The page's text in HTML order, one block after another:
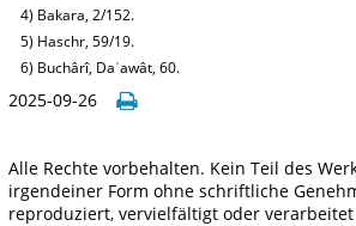
4) Bakara, 2/152.
5) Haschr, 59/19.
6) Buchârî, Daʿawât, 60.
2025-09-26
Alle Rechte vorbehalten. Kein Teil des
irgendeiner Form ohne schriftliche
reproduziert, vervielfältigt oder